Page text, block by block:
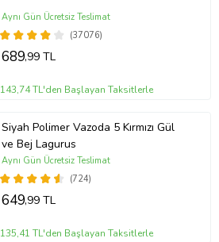
(37076)
Aynı Gün Ücretsiz Teslimat
689,99 TL
143,74 TL'den Başlayan Taksitlerle
Siyah Polimer Vazoda 5 Kırmızı Gül
ve Bej Lagurus
(724)
Aynı Gün Ücretsiz Teslimat
649,99 TL
135,41 TL'den Başlayan Taksitlerle